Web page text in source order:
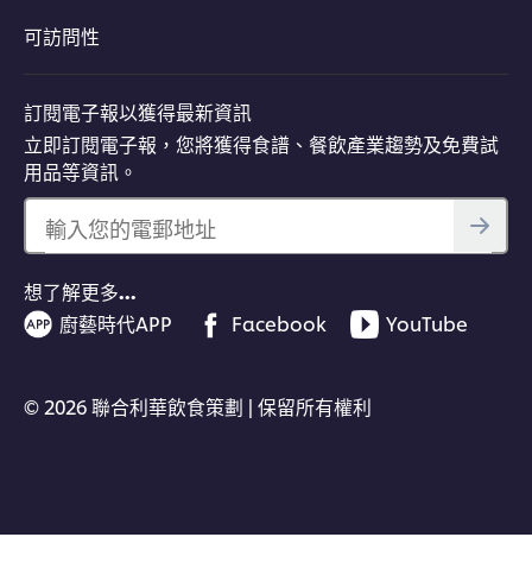
可訪問性
訂閱電子報以獲得最新資訊
立即訂閱電子報，您將獲得食譜、餐飲產業趨勢及免費試
用品等資訊。
輸入您的電郵地址
想了解更多…
廚藝時代APP
Facebook YouTube
© 2026 聯合利華飲食策劃 | 保留所有權利